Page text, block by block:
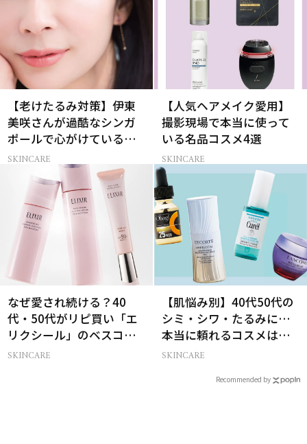
【老けたるみ対策】伊東
美咲さんが過酷なシンガ
ポールで心がけているこ
と
SKINCARE
【人気ヘアメイク愛用】
撮影現場で本当に使って
いる名品コスメ4選
SKINCARE
なぜ愛され続ける？40
代・50代がリピ買い「エ
リクシール」のベスコス
受賞名品3選
SKINCARE
【肌悩み別】40代50代の
シミ・シワ・たるみに…
本当に頼れるコスメは？
ベスコス受賞スキンケア
SKINCARE
Recommended by